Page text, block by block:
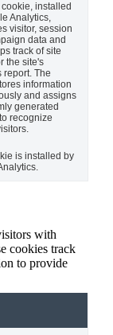
installed
Analytics,
visitor, session
data and
track of site
the site's
report. The
information
and assigns
generated
recognize
is installed by
with
cookies track
to provide